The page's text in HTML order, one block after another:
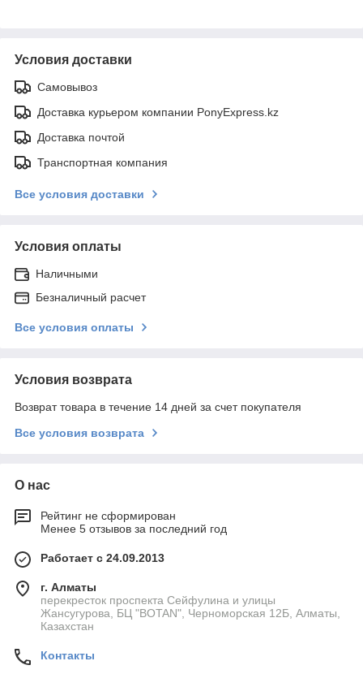
Условия доставки
Самовывоз
Доставка курьером компании PonyExpress.kz
Доставка почтой
Транспортная компания
Все условия доставки
Условия оплаты
Наличными
Безналичный расчет
Все условия оплаты
Условия возврата
Возврат товара в течение 14 дней за счет покупателя
Все условия возврата
О нас
Рейтинг не сформирован
Менее 5 отзывов за последний год
Работает с 24.09.2013
г. Алматы
перекресток проспекта Сейфулина и улицы
Жансугурова, БЦ "BOTAN", Черноморская 12Б, Алматы,
Казахстан
Контакты